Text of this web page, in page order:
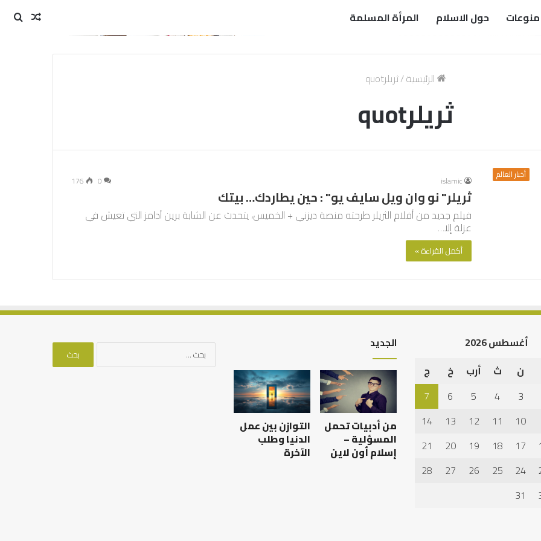
منوعات حول الاسلام المرأة المسلمة
مقال
الرئيسية/ثريلرquot
ثريلرquot
أخبار العالم islamic
0
176
ثريلر" نو وان ويل سايف يو" : حين يطاردك… بيتك
فيلم جديد من أفلام الثريلر طرحته منصة ديزني + الخميس، يتحدث عن الشابة برين آدامز التي تعيش في
عزلة إلا…
أكمل القراءة »
العبادات شخصية
أهم
أسباب
عدم
استجابة
الدعاء
أهم أسباب عدم استجابة
العلاقة
العلمية
بين
الإمام
مالك
والليث
أغسطس 2026
ن ث أرب خ
ج
3
4
5
6
7
10
11
12
13
14
17
18
19
20
21
24
25
26
27
28
31
الجديد
من أدبيات تحمل
المسؤلية –
إسلام أون لاين
التوازن بين عمل
الدنيا وطلب
الآخرة
البحث